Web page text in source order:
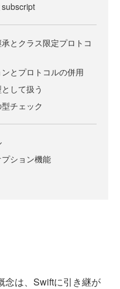
とクラス限定プロトコ
とプロトコルの併用
して扱う
チェック
ション機能
念は、Swiftに引き継が